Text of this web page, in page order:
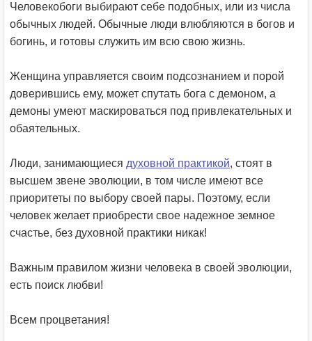
Человекобоги выбирают себе подобных, или из числа
обычных людей. Обычные люди влюбляются в богов и
богинь, и готовы служить им всю свою жизнь.
Женщина управляется своим подсознанием и порой
доверившись ему, может спутать бога с демоном, а
демоны умеют маскироваться под привлекательных и
обаятельных.
Люди, занимающиеся духовной практикой, стоят в
высшем звене эволюции, в том числе имеют все
приоритеты по выбору своей пары. Поэтому, если
человек желает приобрести свое надежное земное
счастье, без духовной практики никак!
Важным правилом жизни человека в своей эволюции,
есть поиск любви!
Всем процветания!